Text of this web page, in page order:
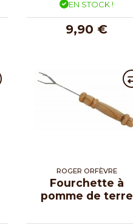
EN STOCK !
9,90 €
ROGER ORFÈVRE
Fourchette à
pomme de terre